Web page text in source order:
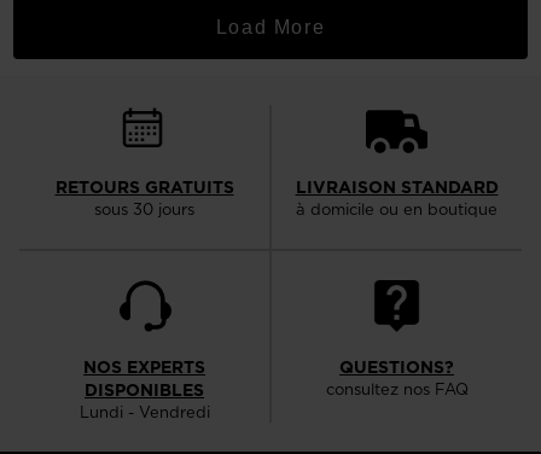
Load More
RETOURS GRATUITS
sous 30 jours
LIVRAISON STANDARD
à domicile ou en boutique
NOS EXPERTS
DISPONIBLES
Lundi - Vendredi
QUESTIONS?
consultez nos FAQ